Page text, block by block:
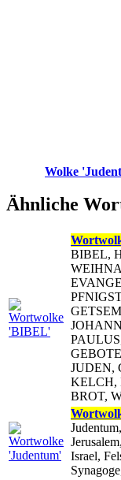
Wolke
Ähnliche
BIBEL,
JUDEN,
KELCH,
BROT,
Israel,